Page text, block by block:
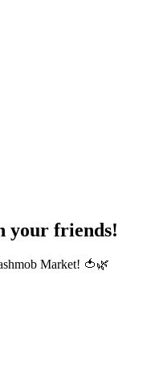
your friends!
Market! 🍅🌿